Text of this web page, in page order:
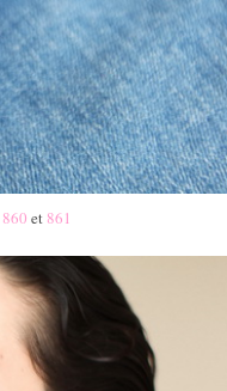
860 et 861